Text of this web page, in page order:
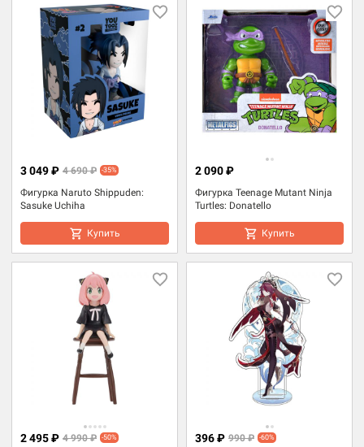
Фигурка Naruto Shippuden:
Sasuke Uchiha
3 049 ₽ 4 690 ₽ -35%
Купить
Фигурка Teenage Mutant Ninja
Turtles: Donatello
2 090 ₽
Купить
2 495 ₽ 4 990 ₽ -50% 396 ₽ 990 ₽ -60%